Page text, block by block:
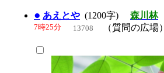
● あえとや (1200字) 森川林
7時25分 13708 （質問の広場）